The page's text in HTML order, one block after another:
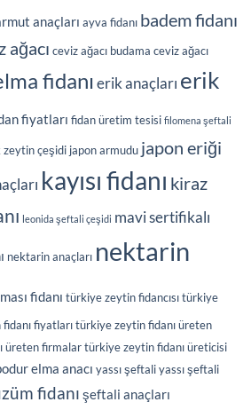
anaçları ayva fidanı badem fidanı
ağacı ceviz ağacı budama ceviz ağacı
fidanıerik anaçları erik
fiyatları fidan üretim tesisi filomena şeftali
zeytin çeşidi japon armudu japon eriği
kayısı fidanı kiraz
leonida şeftali çeşidi mavi sertifikalı
nektarin anaçları nektarin
fidanı türkiye zeytin fidancısıtürkiye
fiyatlarıtürkiye zeytin fidanı üreten
üreten firmalartürkiye zeytin fidanı üreticisi
elma anacı yassı şeftaliyassı şeftali
fidanı şeftali anaçları